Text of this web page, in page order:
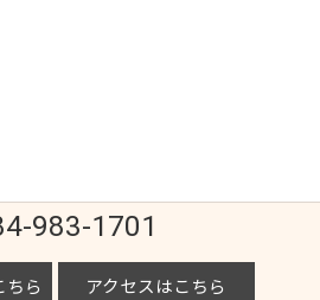
983-1701
ちら アクセスはこちら